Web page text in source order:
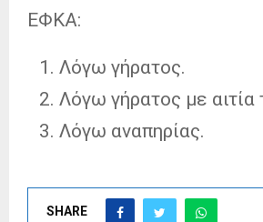
ΕΦΚΑ:
Λόγω γήρατος.
Λόγω γήρατος με αιτία
Λόγω αναπηρίας.
SHARE